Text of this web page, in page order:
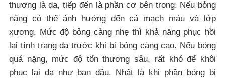
thương là da, tiếp đến là phần cơ bên trong. Nếu bỏng
nặng có thể ảnh hưởng đến cả mạch máu và lớp
xương. Mức độ bỏng càng nhẹ thì khả năng phục hồi
lại tình trạng da trước khi bị bỏng càng cao. Nếu bỏng
quá nặng, mức độ tổn thương sâu, rất khó để khôi
phục lại da như ban đầu. Nhất là khi phần bỏng bị